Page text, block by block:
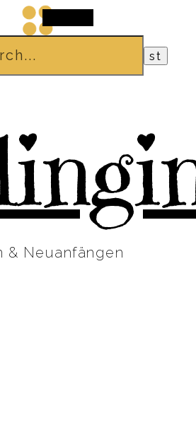
& Neuanfängen